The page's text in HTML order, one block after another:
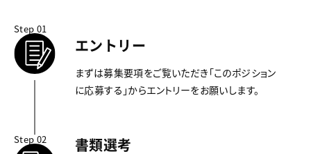
Step 01
エントリー
まずは募集要項をご覧いただき「このポジション
に応募する」からエントリーをお願いします。
Step 02 書類選考